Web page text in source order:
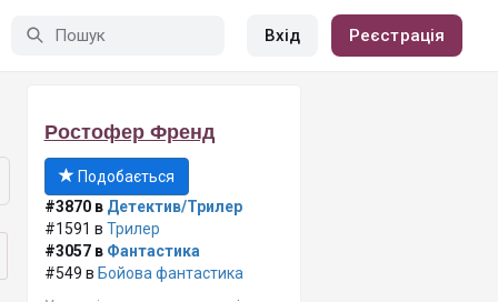
Вхід Реєстрація
Ростофер Френд
Подобається
#3870 в Детектив/Трилер
#1591 в Трилер
#3057 в Фантастика
#549 в Бойова фантастика